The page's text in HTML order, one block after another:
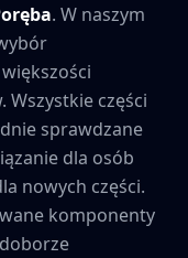
. W naszym
części
sprawdzane
dla osób
nowych części.
komponenty